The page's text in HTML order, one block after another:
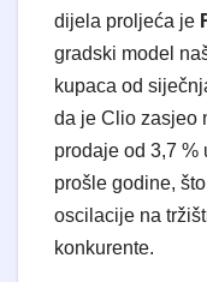
dijela proljeća je
gradski model
kupaca od
da je Clio zasjeo
prodaje od 3,7 %
prošle godine,
oscilacije na
konkurente.